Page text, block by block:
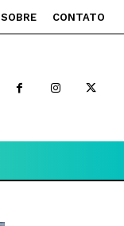
SOBRE CONTATO